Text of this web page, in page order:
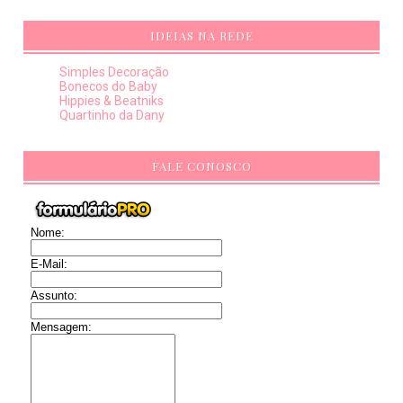
IDEIAS NA REDE
Simples Decoração
Bonecos do Baby
Hippies & Beatniks
Quartinho da Dany
FALE CONOSCO
Nome:
E-Mail:
Assunto:
Mensagem: